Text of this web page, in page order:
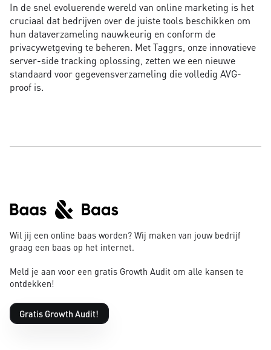
In de snel evoluerende wereld van online marketing is het
cruciaal dat bedrijven over de juiste tools beschikken om
hun dataverzameling nauwkeurig en conform de
privacywetgeving te beheren. Met Taggrs, onze innovatieve
server-side tracking oplossing, zetten we een nieuwe
standaard voor gegevensverzameling die volledig AVG-
proof is.
Wil jij een online baas worden? Wij maken van jouw bedrijf
graag een baas op het internet.
Meld je aan voor een gratis Growth Audit om alle kansen te
ontdekken!
Gratis Growth Audit!